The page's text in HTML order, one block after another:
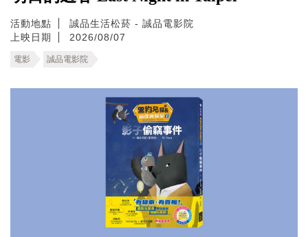
活動地點
誠品生活松菸 - 誠品電影院
上映日期
2026/08/07
電影 誠品電影院